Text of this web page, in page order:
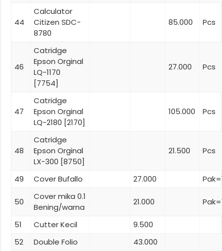
44
Calculator
Citizen SDC-
8780
85.000 Pcs
46
Catridge
Epson Orginal
LQ-1170
[7754]
27.000 Pcs
47
Catridge
Epson Orginal
LQ-2180 [2170]
105.000 Pcs
48
Catridge
Epson Orginal
LX-300 [8750]
21.500 Pcs
49 Cover Bufallo 27.000
50
Cover mika 0.1
Bening/warna
21.000
51 Cutter Kecil
9.500
52
Double Folio 43.000